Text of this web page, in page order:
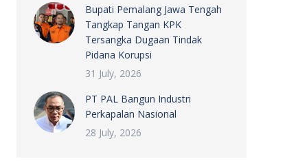
Bupati Pemalang Jawa Tengah
Tangkap Tangan KPK
Tersangka Dugaan Tindak
Pidana Korupsi
31 July, 2026
PT PAL Bangun Industri
Perkapalan Nasional
28 July, 2026